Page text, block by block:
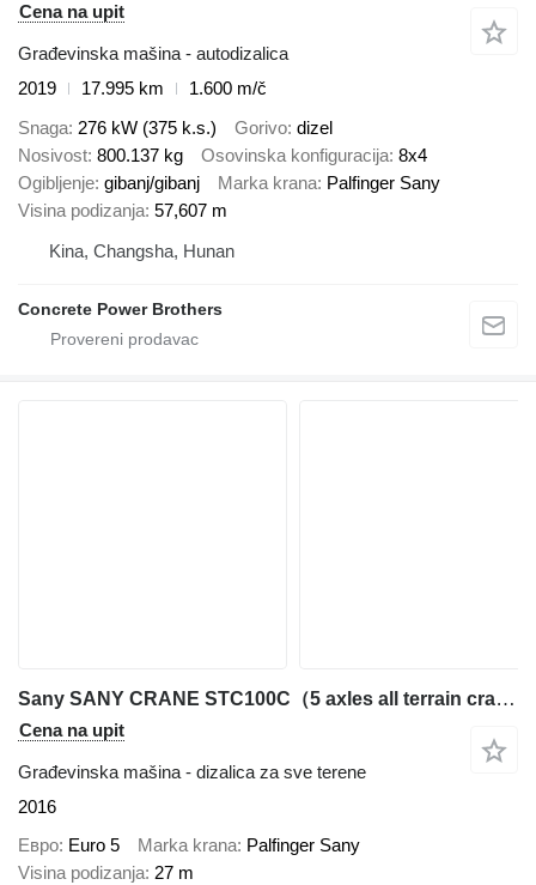
Cena na upit
Građevinska mašina - autodizalica
2019
17.995 km
1.600 m/č
Snaga 276 kW (375 k.s.) Gorivo dizel
Nosivost 800.137 kg Osovinska konfiguracija 8x4
Ogibljenje gibanj/gibanj Marka krana Palfinger Sany
Visina podizanja 57,607 m
Kina, Changsha, Hunan
Concrete Power Brothers
Sany SANY CRANE STC100C（5 axles all terrain crane）
Cena na upit
Građevinska mašina - dizalica za sve terene
2016
Евро Euro 5 Marka krana Palfinger Sany
Visina podizanja 27 m